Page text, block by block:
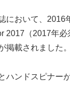
において、2016
2017（2017年
掲載されました。
ハンドスピナー